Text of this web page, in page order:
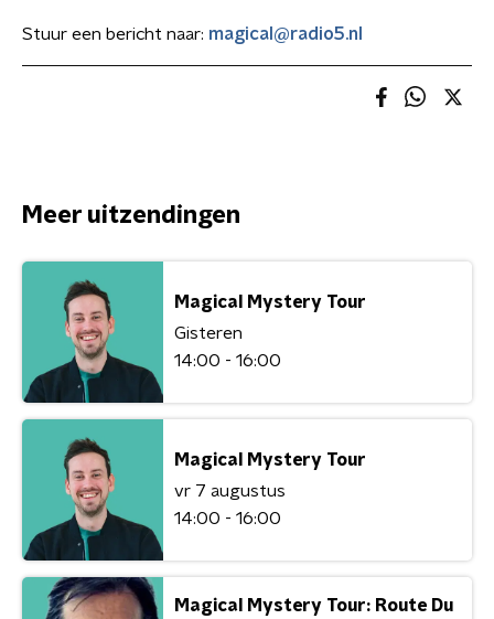
Stuur een bericht naar: magical@radio5.nl
Meer uitzendingen
Magical Mystery Tour
Gisteren
14:00 - 16:00
Magical Mystery Tour
vr 7 augustus
14:00 - 16:00
Magical Mystery Tour: Route Du